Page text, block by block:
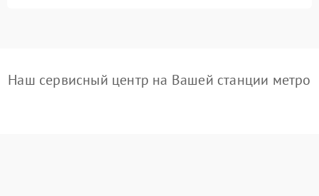
Наш сервисный центр на Вашей станции метро